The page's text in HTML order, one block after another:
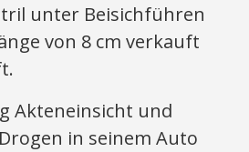
unter Beisichführen
von 8 cm verkauft
Akteneinsicht und
in seinem Auto